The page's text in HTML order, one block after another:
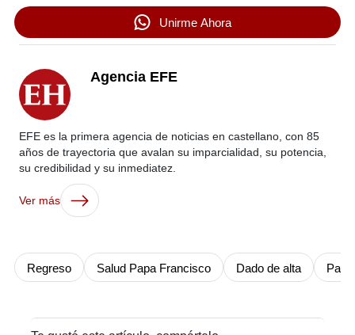
Unirme Ahora
Agencia EFE
EFE es la primera agencia de noticias en castellano, con 85
años de trayectoria que avalan su imparcialidad, su potencia,
su credibilidad y su inmediatez.
Ver más
Regreso Salud Papa Francisco Dado de alta